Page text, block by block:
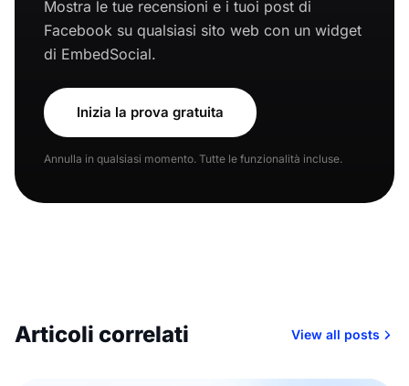
Mostra le tue recensioni e i tuoi post di
Facebook su qualsiasi sito web con un widget
di EmbedSocial.
Inizia la prova gratuita
Annulla in qualsiasi momento. Tutte le funzionalità incluse.
Articoli correlati View all posts